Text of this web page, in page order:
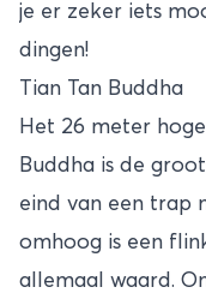
je er zeker iets
dingen!
Tian Tan Buddha
Het 26 meter
Buddha is de
eind van een trap
omhoog is een
allemaal waard.